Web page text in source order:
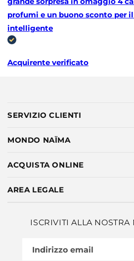
profumi e un buono sconto per
intelligente
Acquirente verificato
SERVIZIO CLIENTI
MONDO NAÏMA
ACQUISTA ONLINE
AREA LEGALE
ISCRIVITI ALLA NOSTRA
Indirizzo email